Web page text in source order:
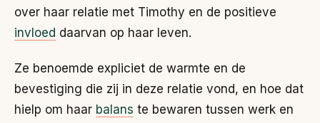
over haar relatie met Timothy en de positieve
invloed daarvan op haar leven.
Ze benoemde expliciet de warmte en de
bevestiging die zij in deze relatie vond, en hoe dat
hielp om haar balans te bewaren tussen werk en